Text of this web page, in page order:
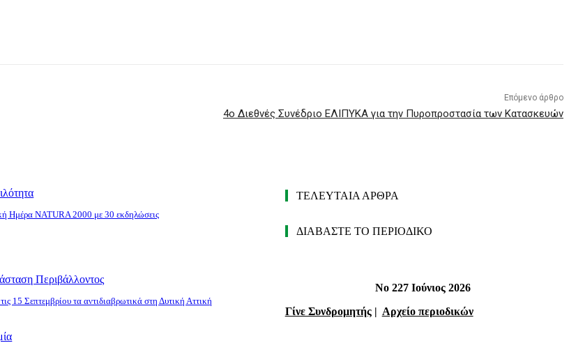
Επόμενο άρθρο
4ο Διεθνές Συνέδριο ΕΛΙΠΥΚΑ για την Πυροπροστασία των Κατασκευών
Ημέρα NATURA 2000 με 30 εκδηλώσεις
ΤΕΛΕΥΤΑΙΑ ΑΡΘΡΑ
Περιβάλλοντος
15 Σεπτεμβρίου τα αντιδιαβρωτικά στη Δυτική Αττική
ΔΙΑΒΑΣΤΕ ΤΟ ΠΕΡΙΟΔΙΚΟ
Νο 227 Ιούνιος 2026
Γίνε Συνδρομητής| Αρχείο περιοδικών